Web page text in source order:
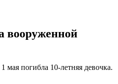
вооруженной
мая погибла 10-летняя девочка.